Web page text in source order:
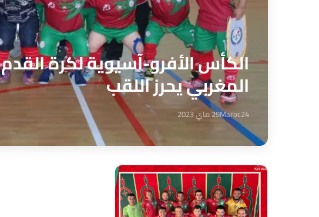
الكأس الأفرو-آسيوية لكرة
المغربي يحرز اللقب
Maroc2429 ماي 2023